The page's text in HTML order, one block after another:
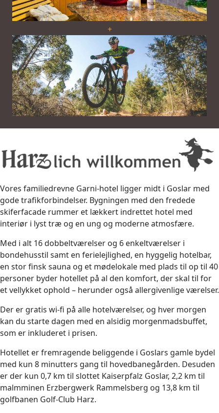
+
Vores familiedrevne Garni-hotel ligger midt i Goslar med
gode trafikforbindelser. Bygningen med den fredede
skiferfacade rummer et lækkert indrettet hotel med
interiør i lyst træ og en ung og moderne atmosfære.
Med i alt 16 dobbeltværelser og 6 enkeltværelser i
bondehusstil samt en ferielejlighed, en hyggelig hotelbar,
en stor finsk sauna og et mødelokale med plads til op til 40
personer byder hotellet på al den komfort, der skal til for
et vellykket ophold – herunder også allergivenlige værelser.
Der er gratis wi-fi på alle hotelværelser, og hver morgen
kan du starte dagen med en alsidig morgenmadsbuffet,
som er inkluderet i prisen.
Hotellet er fremragende beliggende i Goslars gamle bydel
med kun 8 minutters gang til hovedbanegården. Desuden
er der kun 0,7 km til slottet Kaiserpfalz Goslar, 2,2 km til
malmminen Erzbergwerk Rammelsberg og 13,8 km til
golfbanen Golf-Club Harz.